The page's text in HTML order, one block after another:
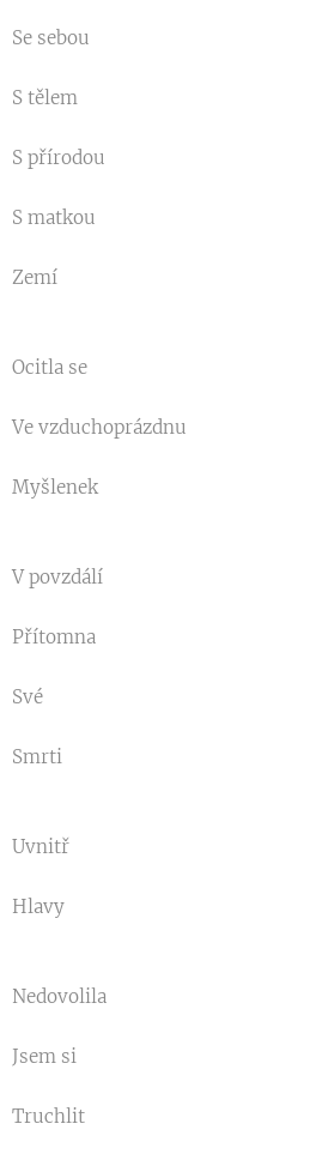
Se sebou
S tělem
S přírodou
S matkou
Zemí
Ocitla se
Ve vzduchoprázdnu
Myšlenek
V povzdálí
Přítomna
Své
Smrti
Uvnitř
Hlavy
Nedovolila
Jsem si
Truchlit